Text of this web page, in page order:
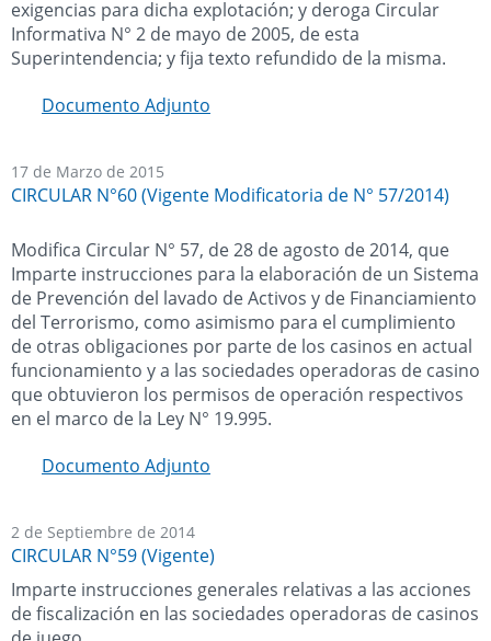
exigencias para dicha explotación; y deroga Circular
Informativa N° 2 de mayo de 2005, de esta
Superintendencia; y fija texto refundido de la misma.
Documento Adjunto
17 de Marzo de 2015
CIRCULAR N°60 (Vigente Modificatoria de N° 57/2014)
Modifica Circular N° 57, de 28 de agosto de 2014, que
Imparte instrucciones para la elaboración de un Sistema
de Prevención del lavado de Activos y de Financiamiento
del Terrorismo, como asimismo para el cumplimiento
de otras obligaciones por parte de los casinos en actual
funcionamiento y a las sociedades operadoras de casino
que obtuvieron los permisos de operación respectivos
en el marco de la Ley N° 19.995.
Documento Adjunto
2 de Septiembre de 2014
CIRCULAR N°59 (Vigente)
Imparte instrucciones generales relativas a las acciones
de fiscalización en las sociedades operadoras de casinos